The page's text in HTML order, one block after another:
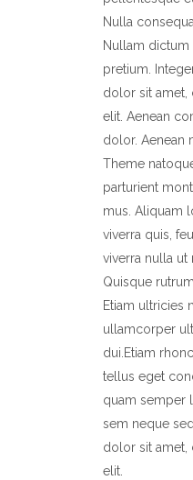
Nulla
Nullam
pretium.
dolor sit amet,
elit. Aenean
dolor. Aenean
Theme
parturient
mus. Aliquam
viverra quis,
viverra nulla ut
Quisque
Etiam ultricies
ullamcorper
dui.Etiam
tellus eget
quam semper
sem neque
dolor sit amet,
elit.